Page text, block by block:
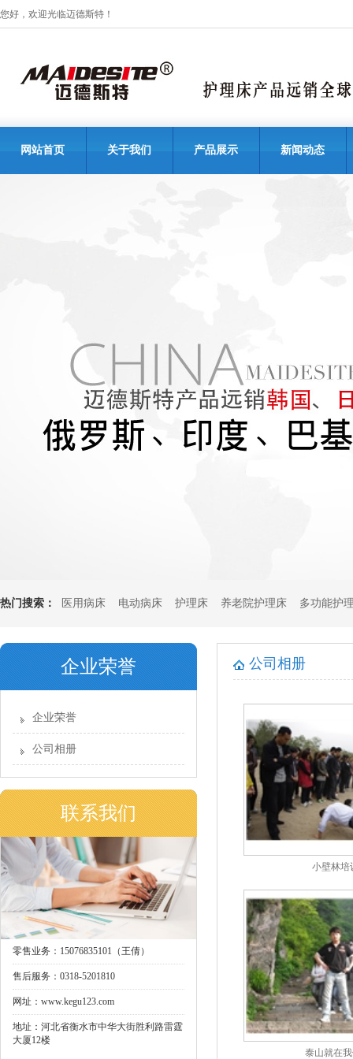
您好，欢迎光临迈德斯特！
网站首页 关于我们 产品展示 新闻动态
热门搜索： 医用病床 电动病床 护理床 养老院护理床 多功能护
垫 多功能坐垫
企业荣誉
企业荣誉
公司相册
联系我们
零售业务：15076835101（王倩）
售后服务：0318-5201810
网址：www.kegu123.com
地址：河北省衡水市中华大街胜利路雷霆
大厦12楼
公司相册
小壁林培
泰山就在